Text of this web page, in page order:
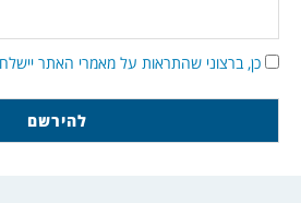
כן, ברצוני שהתראות על מאמרי האתר